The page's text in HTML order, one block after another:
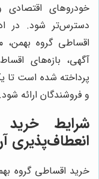
خودروهای اقتصادی
دسترس‌تر شود. در
اقساطی گروه بهمن،
آگهی، بازه‌های
پرداخته شده است تا
و فروشندگان ارائه شود.
شرایط
انعطاف‌پذیری
خرید اقساطی گروه